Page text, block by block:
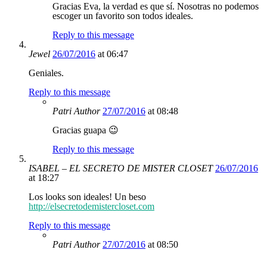
Gracias Eva, la verdad es que sí. Nosotras no podemos
escoger un favorito son todos ideales.
Reply to this message
Jewel 26/07/2016 at 06:47
Geniales.
Reply to this message
Patri Author 27/07/2016 at 08:48
Gracias guapa 😉
Reply to this message
ISABEL – EL SECRETO DE MISTER CLOSET 26/07/2016
at 18:27
Los looks son ideales! Un beso
http://elsecretodemistercloset.com
Reply to this message
Patri Author 27/07/2016 at 08:50